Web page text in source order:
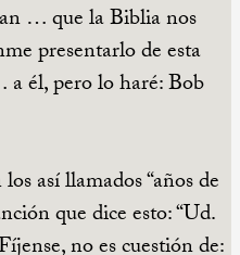
… que la Biblia nos
presentarlo de esta
él, pero lo haré: Bob
así llamados “años de
que dice esto: “Ud.